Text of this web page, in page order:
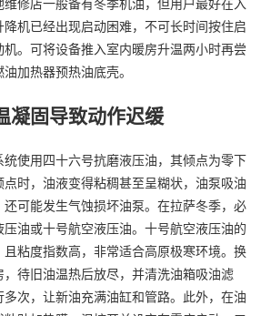
机已经出现启动困难，不可长时间按住启
。可将设备推入室内暖房升温两小时再尝
加热器预热油底壳。
凝固导致动作迟缓
使用四十六号抗磨液压油，其倾点为零下
时，油液变得粘稠甚至呈糊状，油泵吸油
可能发生气蚀损坏油泵。在拉萨冬季，必
油或十号航空液压油。十号航空液压油的
粘度指数高，非常适合高原极寒环境。换
待旧油温热后放尽，并清洗油箱吸油滤
次，让新油充满油缸和管路。此外，在油